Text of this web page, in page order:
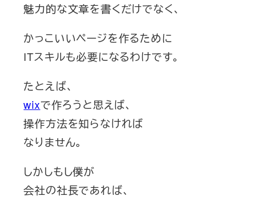
魅力的な文章を書くだけでなく、
かっこいいページを作るために
ITスキルも必要になるわけです。
たとえば、
wixで作ろうと思えば、
操作方法を知らなければ
なりません。
しかしもし僕が
会社の社長であれば、